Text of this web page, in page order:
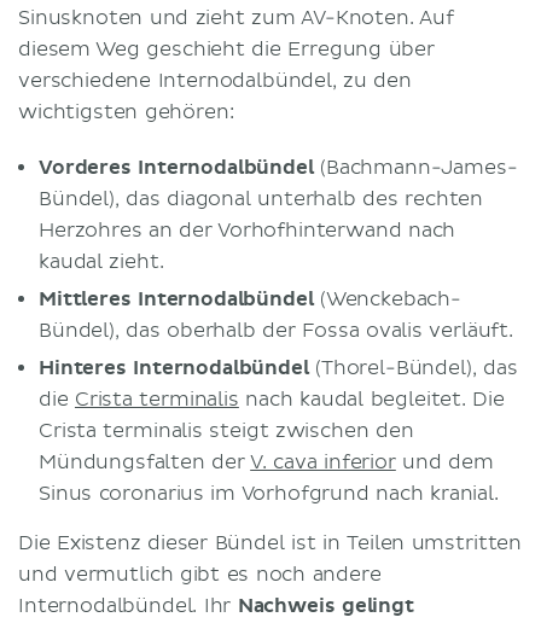
Sinusknoten und zieht zum AV-Knoten. Auf
diesem Weg geschieht die Erregung über
verschiedene Internodalbündel, zu den
wichtigsten gehören:
Vorderes Internodalbündel(Bachmann-James-
Bündel), das diagonal unterhalb des rechten
Herzohres an der Vorhofhinterwand nach
kaudal zieht.
Mittleres Internodalbündel (Wenckebach-
Bündel), das oberhalb der Fossa ovalis verläuft.
Hinteres Internodalbündel(Thorel-Bündel), das
die Crista terminalis nach kaudal begleitet. Die
Crista terminalis steigt zwischen den
Mündungsfalten derV. cava inferiorund dem
Sinus coronarius im Vorhofgrund nach kranial.
Die Existenz dieser Bündel ist in Teilen umstritten
und vermutlich gibt es noch andere
Internodalbündel. Ihr Nachweis gelingt